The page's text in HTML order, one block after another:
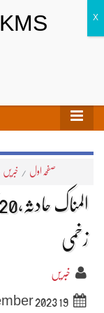
صفحہ اول / خبریں
زخمی
خبریں
19 September 2023ء